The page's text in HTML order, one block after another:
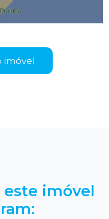
imóvel
este imóvel